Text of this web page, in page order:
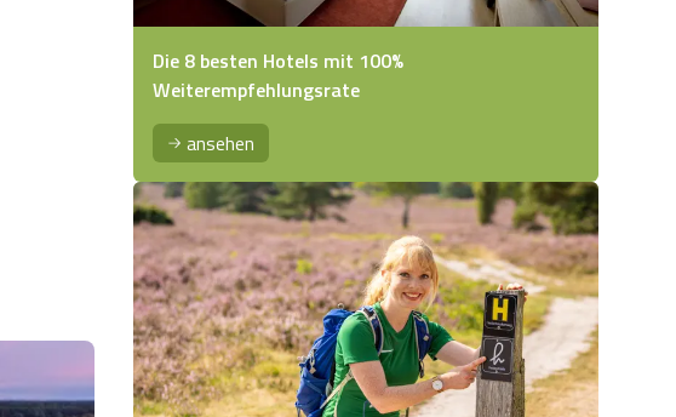
Die 8 besten Hotels mit 100%
Weiterempfehlungsrate
ansehen